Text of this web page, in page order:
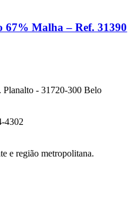
67% Malha – Ref. 31390
Planalto - 31720-300 Belo
4302
e região metropolitana.